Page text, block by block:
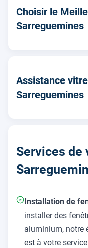
Choisir le
Sarreguemines
Assistance
Sarreguemines
Services de
Installation de
installer des
aluminium, notre
est à votre